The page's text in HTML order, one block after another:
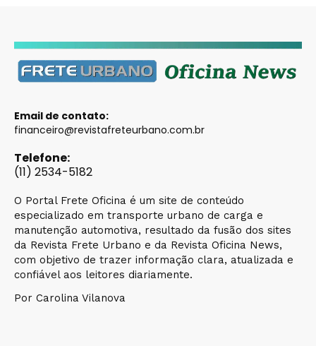
Email de contato:
financeiro@revistafreteurbano.com.br
Telefone:
(11) 2534-5182
O Portal Frete Oficina é um site de conteúdo
especializado em transporte urbano de carga e
manutenção automotiva, resultado da fusão dos sites
da Revista Frete Urbano e da Revista Oficina News,
com objetivo de trazer informação clara, atualizada e
confiável aos leitores diariamente.
Por Carolina Vilanova